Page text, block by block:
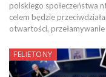
polskiego społeczeństwa
celem będzie
otwartości,
FELIETONY